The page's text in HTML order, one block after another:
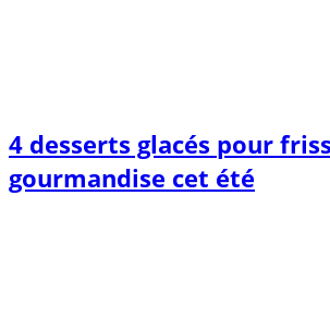
4 desserts glacés pour
gourmandise cet été